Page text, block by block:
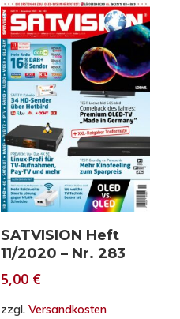
In den Warenkorb
SATVISION Heft
11/2020 – Nr. 283
5,00 €
zzgl.Versandkosten